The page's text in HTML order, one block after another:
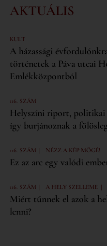
AKTUÁLIS
KULT
A házassági
történetek a Páva utcai
Emlékközpontból
116. SZÁM
Helyszíni riport, politikai
így burjánoznak a
116. SZÁM | NÉZZ A KÉP MÖGÉ!
Ez az arc egy valódi
116. SZÁM | A HELY SZELLEME |
Miért tűnnek el azok a
lenni?